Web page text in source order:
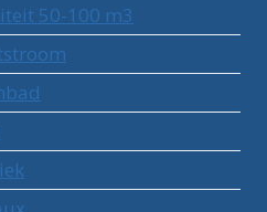
50-100 m3